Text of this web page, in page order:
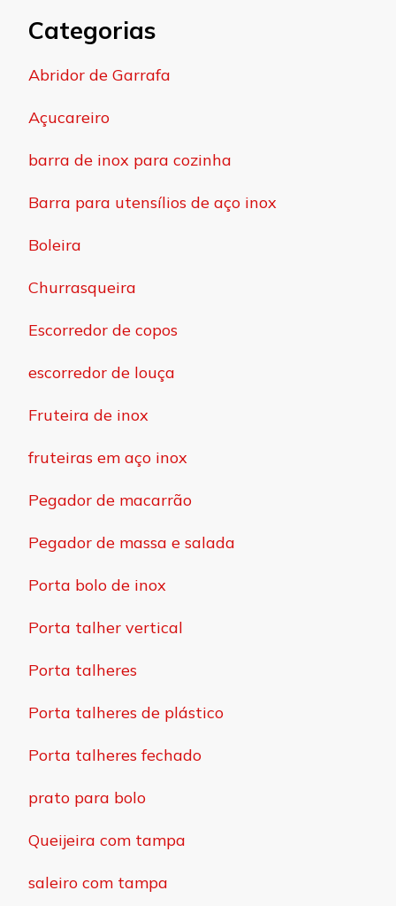
Categorias
Abridor de Garrafa
Açucareiro
barra de inox para cozinha
Barra para utensílios de aço inox
Boleira
Churrasqueira
Escorredor de copos
escorredor de louça
Fruteira de inox
fruteiras em aço inox
Pegador de macarrão
Pegador de massa e salada
Porta bolo de inox
Porta talher vertical
Porta talheres
Porta talheres de plástico
Porta talheres fechado
prato para bolo
Queijeira com tampa
saleiro com tampa